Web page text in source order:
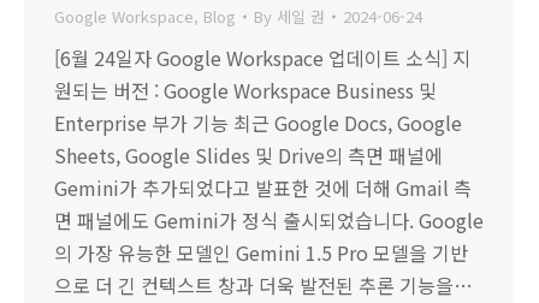
Google Workspace, Blog By 세일 권 2024-06-24
[6월 24일자 Google Workspace 업데이트 소식] 지
원되는 버전 : Google Workspace Business 및
Enterprise 부가 기능 최근 Google Docs, Google
Sheets, Google Slides 및 Drive의 측면 패널에
Gemini가 추가되었다고 발표한 것에 더해 Gmail 측
면 패널에도 Gemini가 정식 출시되었습니다. Google
의 가장 유능한 모델인 Gemini 1.5 Pro 모델을 기반
으로 더 긴 컨텍스트 창과 더욱 발전된 추론 기능을…